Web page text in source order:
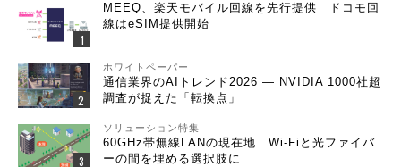
MEEQ、楽天モバイル回線を先行提供 ドコモ回
線はeSIM提供開始
ホワイトペーパー
通信業界のAIトレンド2026 ― NVIDIA 1000社超
調査が捉えた「転換点」
ソリューション特集
60GHz帯無線LANの現在地 Wi-Fiと光ファイバ
ーの間を埋める選択肢に